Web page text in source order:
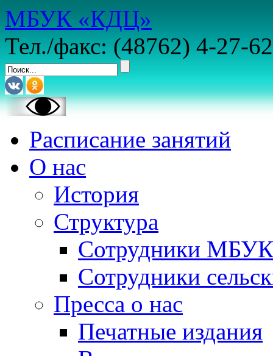
МБУК «КДЦ»
Тел./факс: (48762) 4-27-62
Расписание занятий
О нас
История
Структура
Сотрудники
Сотрудники
Пресса о нас
Печатные издания